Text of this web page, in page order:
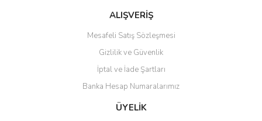
Gönder
ALIŞVERİŞ
Mesafeli Satış Sözleşmesi
Gizlilik ve Güvenlik
İptal ve İade Şartları
Banka Hesap Numaralarımız
ÜYELİK